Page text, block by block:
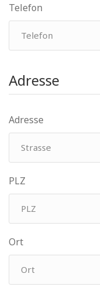
Telefon
Adresse
Adresse
PLZ
Ort